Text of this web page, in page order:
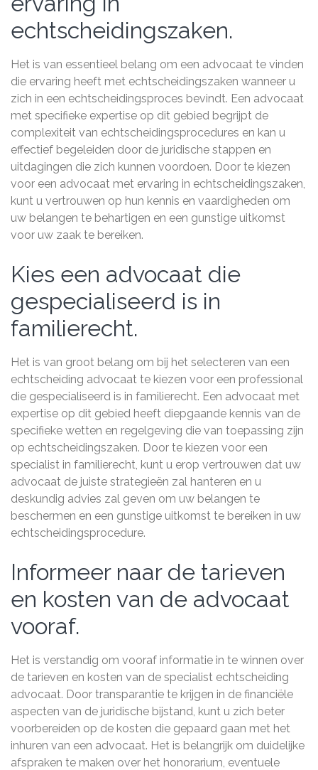
echtscheidingszaken.
Het is van essentieel belang om een advocaat te vinden
die ervaring heeft met echtscheidingszaken wanneer u
zich in een echtscheidingsproces bevindt. Een advocaat
met specifieke expertise op dit gebied begrijpt de
complexiteit van echtscheidingsprocedures en kan u
effectief begeleiden door de juridische stappen en
uitdagingen die zich kunnen voordoen. Door te kiezen
voor een advocaat met ervaring in echtscheidingszaken,
kunt u vertrouwen op hun kennis en vaardigheden om
uw belangen te behartigen en een gunstige uitkomst
voor uw zaak te bereiken.
Kies een advocaat die
gespecialiseerd is in
familierecht.
Het is van groot belang om bij het selecteren van een
echtscheiding advocaat te kiezen voor een professional
die gespecialiseerd is in familierecht. Een advocaat met
expertise op dit gebied heeft diepgaande kennis van de
specifieke wetten en regelgeving die van toepassing zijn
op echtscheidingszaken. Door te kiezen voor een
specialist in familierecht, kunt u erop vertrouwen dat uw
advocaat de juiste strategieën zal hanteren en u
deskundig advies zal geven om uw belangen te
beschermen en een gunstige uitkomst te bereiken in uw
echtscheidingsprocedure.
Informeer naar de tarieven
en kosten van de advocaat
vooraf.
Het is verstandig om vooraf informatie in te winnen over
de tarieven en kosten van de specialist echtscheiding
advocaat. Door transparantie te krijgen in de financiële
aspecten van de juridische bijstand, kunt u zich beter
voorbereiden op de kosten die gepaard gaan met het
inhuren van een advocaat. Het is belangrijk om duidelijke
afspraken te maken over het honorarium, eventuele